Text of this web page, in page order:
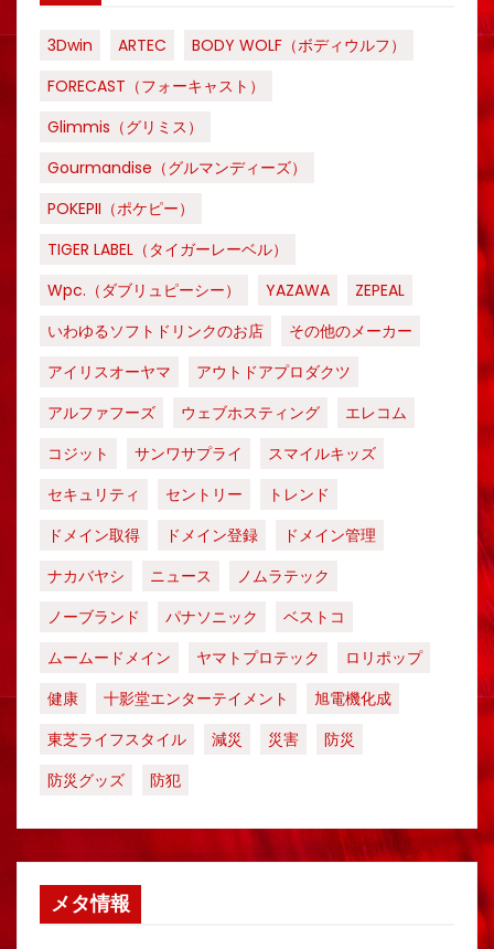
3Dwin ARTEC
BODY WOLF（ボディウルフ）
FORECAST（フォーキャスト）
Glimmis（グリミス）
Gourmandise（グルマンディーズ）
POKEPII（ポケピー）
TIGER LABEL（タイガーレーベル）
Wpc.（ダブリュピーシー）
YAZAWA
ZEPEAL
いわゆるソフトドリンクのお店
その他のメーカー
アイリスオーヤマ
アウトドアプロダクツ
アルファフーズ
ウェブホスティング
エレコム
コジット
サンワサプライ
スマイルキッズ
セキュリティ
セントリー
トレンド
ドメイン取得
ドメイン登録
ドメイン管理
ナカバヤシ
ニュース
ノムラテック
ノーブランド
パナソニック
ベストコ
ムームードメイン
ヤマトプロテック
ロリポップ
健康
十影堂エンターテイメント
旭電機化成
東芝ライフスタイル
減災 災害
防災
防災グッズ
防犯
メタ情報